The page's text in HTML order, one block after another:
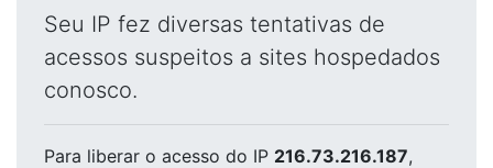
Seu IP fez diversas tentativas de
acessos suspeitos a sites hospedados
conosco.
Para liberar o acesso do IP 216.73.216.187,